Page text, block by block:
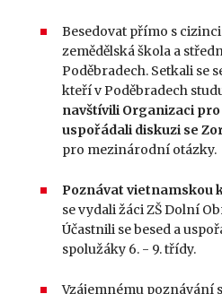
Besedovat přímo s
zemědělská škola a
Poděbradech. Setkali se
kteří v Poděbradech
navštívili Organizaci
uspořádali diskuzi se
pro mezinárodní otázky.
Poznávat vietnamskou
se vydali žáci ZŠ Dolní
Účastnili se besed a
spolužáky 6. - 9. třídy.
Vzájemnému poznávání